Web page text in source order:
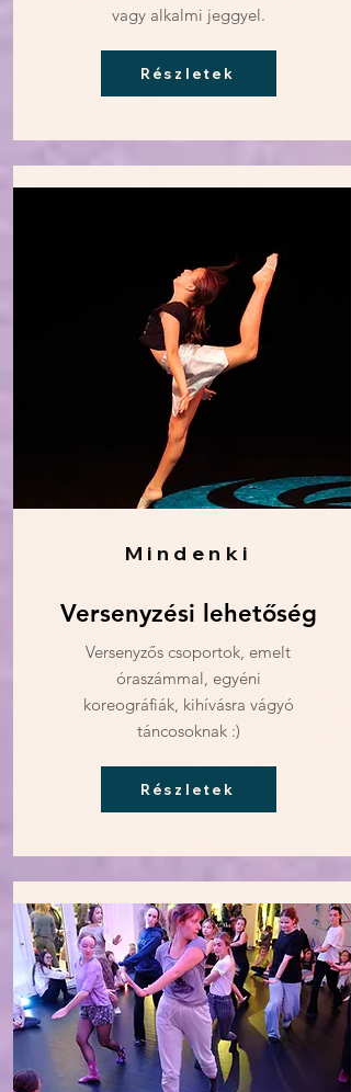
vagy alkalmi jeggyel.
Részletek
Mindenki
Versenyzési lehetőség
Versenyzős csoportok, emelt
óraszámmal, egyéni
koreográfiák, kihívásra vágyó
táncosoknak :)
Részletek